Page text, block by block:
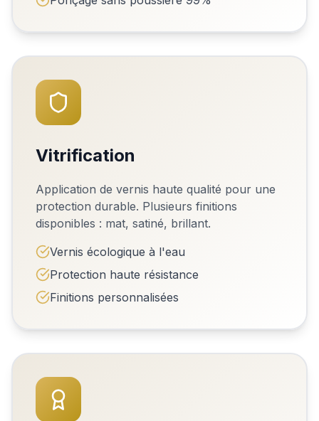
Vitrification
Application de vernis haute qualité pour une
protection durable. Plusieurs finitions
disponibles : mat, satiné, brillant.
Vernis écologique à l'eau
Protection haute résistance
Finitions personnalisées